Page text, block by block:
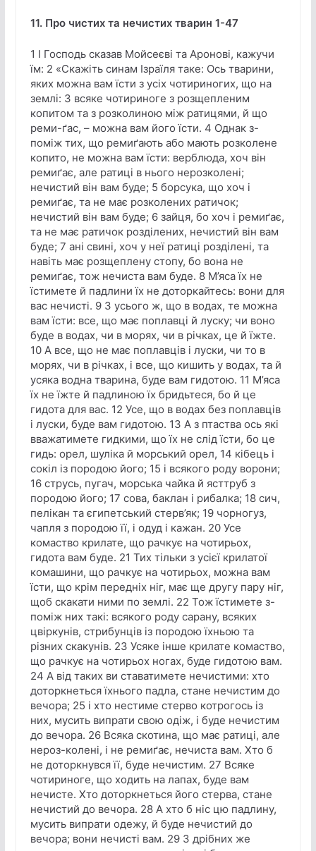
11. Про чистих та нечистих тварин 1-47
1 І Господь сказав Мойсеєві та Аронові, кажучи
їм: 2 «Скажіть синам Ізраїля таке: Ось тварини,
яких можна вам їсти з усіх чотириногих, що на
землі: 3 всяке чотириноге з розщепленим
копитом та з розколиною між ратицями, й що
реми-ґас, – можна вам його їсти. 4 Однак з-
поміж тих, що ремиґають або мають розколене
копито, не можна вам їсти: верблюда, хоч він
ремиґає, але ратиці в нього нерозколені;
нечистий він вам буде; 5 борсука, що хоч і
ремиґає, та не має розколених ратичок;
нечистий він вам буде; 6 зайця, бо хоч і ремиґає,
та не має ратичок розділених, нечистий він вам
буде; 7 ані свині, хоч у неї ратиці розділені, та
навіть має розщеплену стопу, бо вона не
ремиґає, тож нечиста вам буде. 8 М’яса їх не
їстимете й падлини їх не доторкайтесь: вони для
вас нечисті. 9 З усього ж, що в водах, те можна
вам їсти: все, що має поплавці й луску; чи воно
буде в водах, чи в морях, чи в річках, це й їжте.
10 А все, що не має поплавців і луски, чи то в
морях, чи в річках, і все, що кишить у водах, та й
усяка водна тварина, буде вам гидотою. 11 М’яса
їх не їжте й падлиною їх бридьтеся, бо й це
гидота для вас. 12 Усе, що в водах без поплавців
і луски, буде вам гидотою. 13 А з птаства ось які
вважатимете гидкими, що їх не слід їсти, бо це
гидь: орел, шуліка й морський орел, 14 кібець і
сокіл із породою його; 15 і всякого роду ворони;
16 струсь, пугач, морська чайка й ясттруб з
породою його; 17 сова, баклан і рибалка; 18 сич,
пелікан та єгипетський стерв’як; 19 чорногуз,
чапля з породою її, і одуд і кажан. 20 Усе
комаство крилате, що рачкує на чотирьох,
гидота вам буде. 21 Тих тільки з усієї крилатої
комашини, що рачкує на чотирьох, можна вам
їсти, що крім передніх ніг, має ще другу пару ніг,
щоб скакати ними по землі. 22 Тож їстимете з-
поміж них такі: всякого роду сарану, всяких
цвіркунів, стрибунців із породою їхньою та
різних скакунів. 23 Усяке інше крилате комаство,
що рачкує на чотирьох ногах, буде гидотою вам.
24 А від таких ви ставатимете нечистими: хто
доторкнеться їхнього падла, стане нечистим до
вечора; 25 і хто нестиме стерво котрогось із
них, мусить випрати свою одіж, і буде нечистим
до вечора. 26 Всяка скотина, що має ратиці, але
нероз-колені, і не ремиґає, нечиста вам. Хто б
не доторкнувся її, буде нечистим. 27 Всяке
чотириноге, що ходить на лапах, буде вам
нечисте. Хто доторкнеться його стерва, стане
нечистий до вечора. 28 А хто б ніс цю падлину,
мусить випрати одежу, й буде нечистий до
вечора; вони нечисті вам. 29 З дрібних же